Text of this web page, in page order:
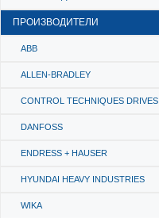
ПРОИЗВОДИТЕЛИ
ABB
ALLEN-BRADLEY
CONTROL TECHNIQUES DRIVES
DANFOSS
ENDRESS + HAUSER
HYUNDAI HEAVY INDUSTRIES
WIKA